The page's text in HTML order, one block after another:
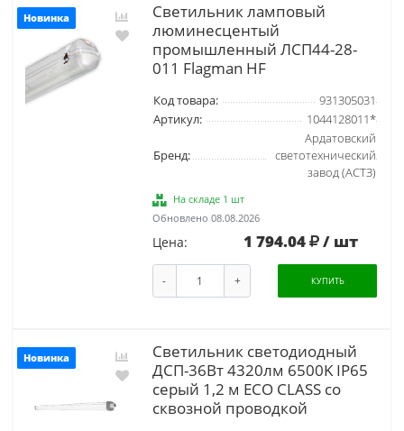
Новинка
Светильник ламповый
люминесцентый
промышленный ЛСП44-28-
011 Flagman HF
Код товара:
931305031
Артикул:
1044128011*
Бренд:
Ардатовский
светотехнический
завод (АСТЗ)
На складе 1 шт
Обновлено 08.08.2026
Цена: 1 794.04 / шт
- + КУПИТЬ
Новинка
Светильник светодиодный
ДСП-36Вт 4320лм 6500K IP65
серый 1,2 м ECO CLASS со
сквозной проводкой